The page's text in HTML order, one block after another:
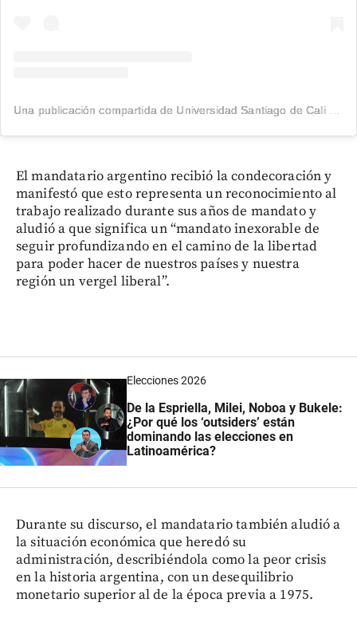
El mandatario argentino recibió la condecoración y
manifestó que esto representa un reconocimiento al
trabajo realizado durante sus años de mandato y
aludió a que significa un “mandato inexorable de
seguir profundizando en el camino de la libertad
para poder hacer de nuestros países y nuestra
región un vergel liberal”.
Elecciones 2026
De la Espriella, Milei, Noboa y Bukele:
¿Por qué los ‘outsiders’ están
dominando las elecciones en
Latinoamérica?
Durante su discurso, el mandatario también aludió a
la situación económica que heredó su
administración, describiéndola como la peor crisis
en la historia argentina, con un desequilibrio
monetario superior al de la época previa a 1975.